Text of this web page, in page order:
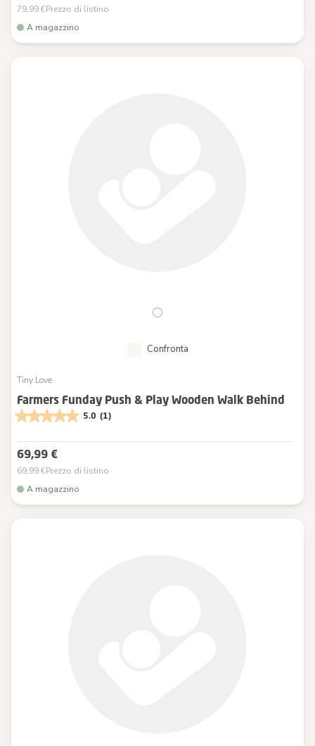
79,99 €Prezzo di listino
A magazzino
Confronta
Tiny Love
Farmers Funday Push & Play Wooden Walk Behind
5.0 (1)
69,99 €
69,99 €Prezzo di listino
A magazzino